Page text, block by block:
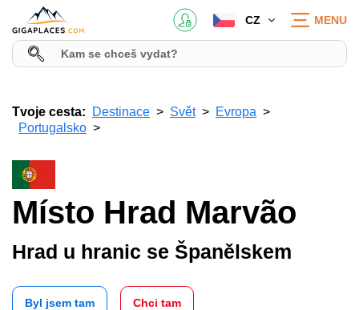
CZ MENU
Tvoje cesta: Destinace Svět
Evropa
Portugalsko
Místo Hrad Marvão
Hrad u hranic se Španělskem
Byl jsem tam Chci tam